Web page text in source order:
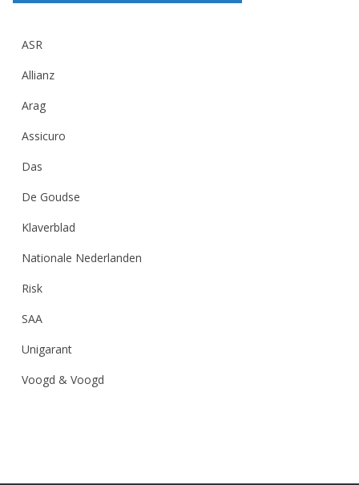
ASR
Allianz
Arag
Assicuro
Das
De Goudse
Klaverblad
Nationale Nederlanden
Risk
SAA
Unigarant
Voogd & Voogd